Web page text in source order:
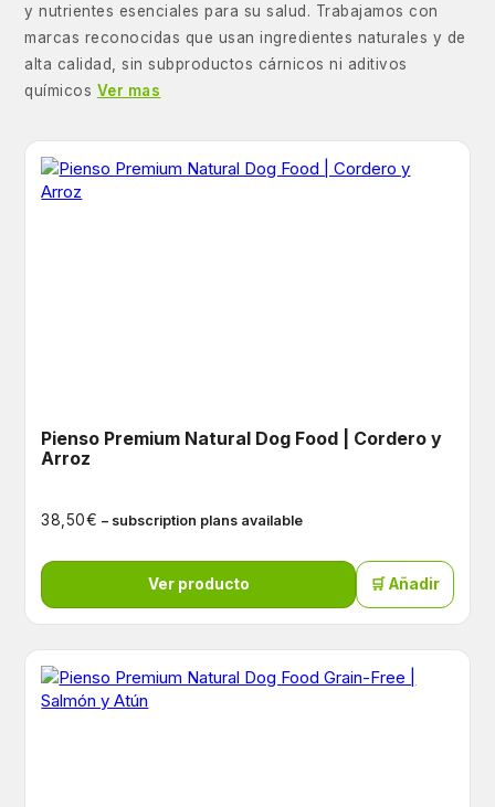
y nutrientes esenciales para su salud. Trabajamos con
marcas reconocidas que usan ingredientes naturales y de
alta calidad, sin subproductos cárnicos ni aditivos
químicos Ver mas
Pienso Premium Natural Dog Food | Cordero y
Arroz
38,50€ – subscription plans available
Ver producto 🛒 Añadir